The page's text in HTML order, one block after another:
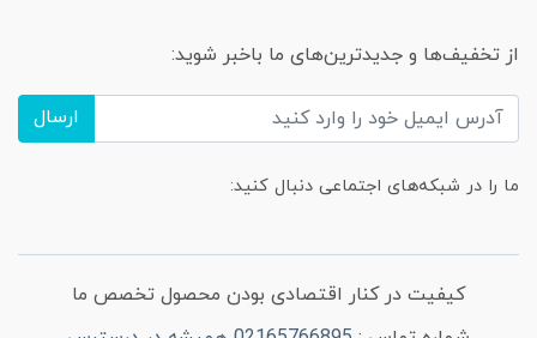
از تخفیف‌ها و جدیدترین‌های ما باخبر شوید:
ارسال
ما را در شبکه‌های اجتماعی دنبال کنید:
کیفیت در کنار اقتصادی بودن محصول تخصص ما